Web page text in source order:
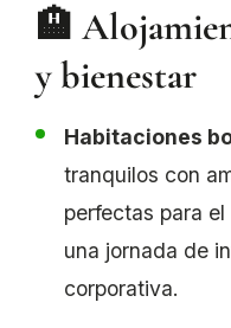
🏨
y bienestar
Habitaciones
tranquilos con
perfectas para
una jornada de
corporativa.